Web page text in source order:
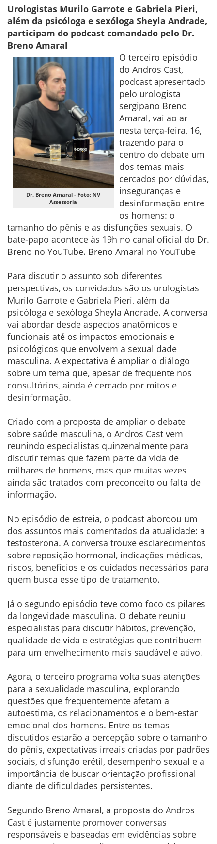
Urologistas Murilo Garrote e Gabriela Pieri,
além da psicóloga e sexóloga Sheyla Andrade,
participam do podcast comandado pelo Dr.
Breno Amaral
Dr. Breno Amaral - Foto: NV
Assessoria
O terceiro episódio
do Andros Cast,
podcast apresentado
pelo urologista
sergipano Breno
Amaral, vai ao ar
nesta terça-feira, 16,
trazendo para o
centro do debate um
dos temas mais
cercados por dúvidas,
inseguranças e
desinformação entre
os homens: o
tamanho do pênis e as disfunções sexuais. O
bate-papo acontece às 19h no canal oficial do Dr.
Breno no YouTube. Breno Amaral no YouTube
Para discutir o assunto sob diferentes
perspectivas, os convidados são os urologistas
Murilo Garrote e Gabriela Pieri, além da
psicóloga e sexóloga Sheyla Andrade. A conversa
vai abordar desde aspectos anatômicos e
funcionais até os impactos emocionais e
psicológicos que envolvem a sexualidade
masculina. A expectativa é ampliar o diálogo
sobre um tema que, apesar de frequente nos
consultórios, ainda é cercado por mitos e
desinformação.
Criado com a proposta de ampliar o debate
sobre saúde masculina, o Andros Cast vem
reunindo especialistas quinzenalmente para
discutir temas que fazem parte da vida de
milhares de homens, mas que muitas vezes
ainda são tratados com preconceito ou falta de
informação.
No episódio de estreia, o podcast abordou um
dos assuntos mais comentados da atualidade: a
testosterona. A conversa trouxe esclarecimentos
sobre reposição hormonal, indicações médicas,
riscos, benefícios e os cuidados necessários para
quem busca esse tipo de tratamento.
Já o segundo episódio teve como foco os pilares
da longevidade masculina. O debate reuniu
especialistas para discutir hábitos, prevenção,
qualidade de vida e estratégias que contribuem
para um envelhecimento mais saudável e ativo.
Agora, o terceiro programa volta suas atenções
para a sexualidade masculina, explorando
questões que frequentemente afetam a
autoestima, os relacionamentos e o bem-estar
emocional dos homens. Entre os temas
discutidos estarão a percepção sobre o tamanho
do pênis, expectativas irreais criadas por padrões
sociais, disfunção erétil, desempenho sexual e a
importância de buscar orientação profissional
diante de dificuldades persistentes.
Segundo Breno Amaral, a proposta do Andros
Cast é justamente promover conversas
responsáveis e baseadas em evidências sobre